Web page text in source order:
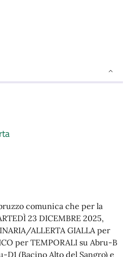
comunica che per la
23 DICEMBRE 2025,
ALLERTA GIALLA per
per TEMPORALI su Abru-B
D1 (Bacino Alto del Sangro) e